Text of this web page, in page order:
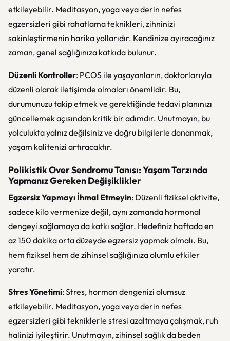
etkileyebilir. Meditasyon, yoga veya derin nefes
egzersizleri gibi rahatlama teknikleri, zihninizi
sakinleştirmenin harika yollarıdır. Kendinize ayıracağınız
zaman, genel sağlığınıza katkıda bulunur.
Düzenli Kontroller: PCOS ile yaşayanların, doktorlarıyla
düzenli olarak iletişimde olmaları önemlidir. Bu,
durumunuzu takip etmek ve gerektiğinde tedavi planınızı
güncellemek açısından kritik bir adımdır. Unutmayın, bu
yolculukta yalnız değilsiniz ve doğru bilgilerle donanmak,
yaşam kalitenizi artıracaktır.
Polikistik Over Sendromu Tanısı: Yaşam Tarzında
Yapmanız Gereken Değişiklikler
Egzersiz Yapmayı İhmal Etmeyin: Düzenli fiziksel aktivite,
sadece kilo vermenize değil, aynı zamanda hormonal
dengeyi sağlamaya da katkı sağlar. Hedefiniz haftada en
az 150 dakika orta düzeyde egzersiz yapmak olmalı. Bu,
hem fiziksel hem de zihinsel sağlığınıza olumlu etkiler
yaratır.
Stres Yönetimi: Stres, hormon dengenizi olumsuz
etkileyebilir. Meditasyon, yoga veya derin nefes
egzersizleri gibi tekniklerle stresi azaltmaya çalışmak, ruh
halinizi iyileştirir. Unutmayın, zihinsel sağlık da beden